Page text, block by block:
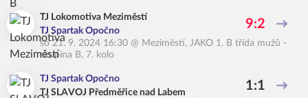
TJ Lokomotiva Meziměstí
TJ Spartak Opočno
9:2
so 21. 9. 2024 16:30 @ Meziměstí, JAKO 1. B třída mužů -
skupina B, 7. kolo
TJ Spartak Opočno
TJ SLAVOJ Předměřice nad Labem
1:1